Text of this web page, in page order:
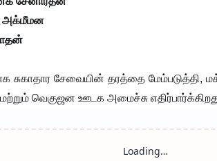
அக்மீமன
சுகாதார சேவையின் தரத்தை
வெகுஜன ஊடக அமைச்சு